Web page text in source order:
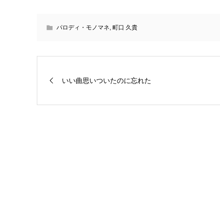
パロディ・モノマネ 町口 久貴
いい曲思いついたのに忘れた